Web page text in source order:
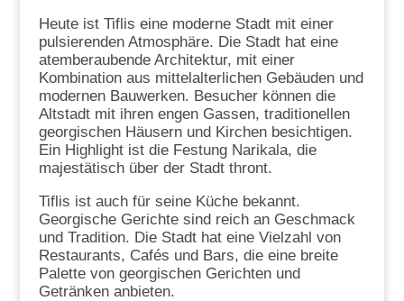
Heute ist Tiflis eine moderne Stadt mit einer
pulsierenden Atmosphäre. Die Stadt hat eine
atemberaubende Architektur, mit einer
Kombination aus mittelalterlichen Gebäuden und
modernen Bauwerken. Besucher können die
Altstadt mit ihren engen Gassen, traditionellen
georgischen Häusern und Kirchen besichtigen.
Ein Highlight ist die Festung Narikala, die
majestätisch über der Stadt thront.
Tiflis ist auch für seine Küche bekannt.
Georgische Gerichte sind reich an Geschmack
und Tradition. Die Stadt hat eine Vielzahl von
Restaurants, Cafés und Bars, die eine breite
Palette von georgischen Gerichten und
Getränken anbieten.